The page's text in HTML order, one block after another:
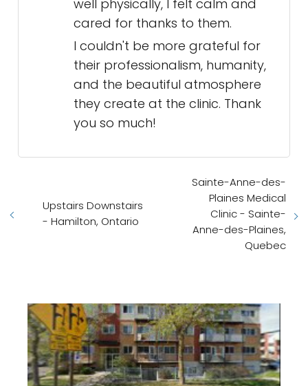
peace, and the treatment from
all the staff was simply incredible:
kind, patient, and with a warmth
that is deeply appreciated.
I especially want to highlight Dr.
Fatouma Guindo, the best doctor
Montreal, and the nurse who
drew my blood. Both were
extremely sweet and patient with
me. Even though I wasn't feeling
well physically, I felt calm and
and the beautiful atmosphere
they create at the clinic. Thank
you so much!